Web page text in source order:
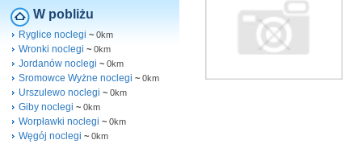
W pobliżu
Ryglice noclegi ~ 0km
Wronki noclegi ~ 0km
Jordanów noclegi ~ 0km
Sromowce Wyżne noclegi ~ 0km
Urszulewo noclegi ~ 0km
Giby noclegi ~ 0km
Worpławki noclegi ~ 0km
Węgój noclegi ~ 0km